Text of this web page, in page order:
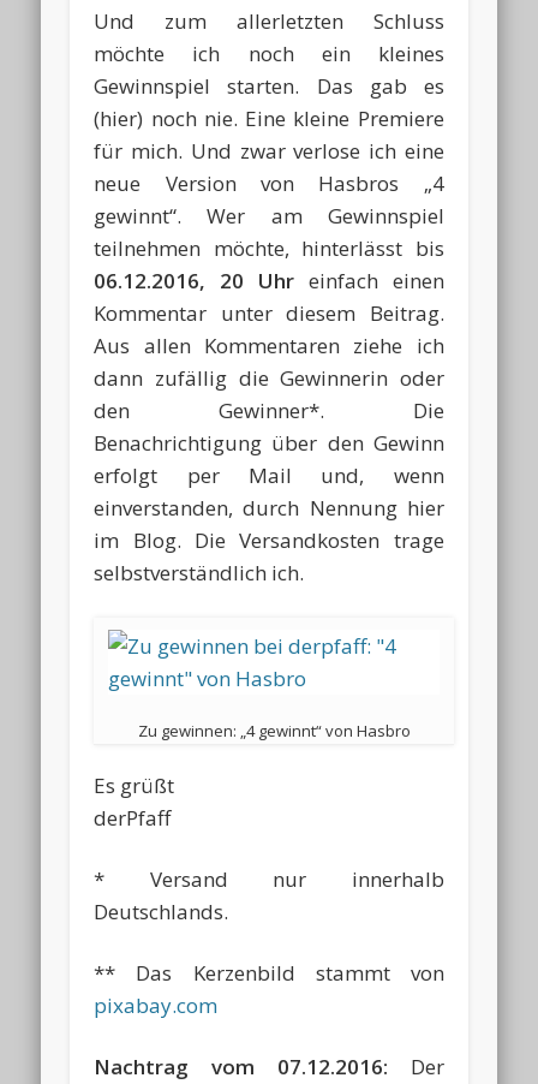
Und zum allerletzten Schluss
möchte ich noch ein kleines
Gewinnspiel starten. Das gab es
(hier) noch nie. Eine kleine Premiere
für mich. Und zwar verlose ich eine
neue Version von Hasbros „4
gewinnt“. Wer am Gewinnspiel
teilnehmen möchte, hinterlässt bis
06.12.2016, 20 Uhr einfach einen
Kommentar unter diesem Beitrag.
Aus allen Kommentaren ziehe ich
dann zufällig die Gewinnerin oder
den Gewinner*. Die
Benachrichtigung über den Gewinn
erfolgt per Mail und, wenn
einverstanden, durch Nennung hier
im Blog. Die Versandkosten trage
selbstverständlich ich.
Zu gewinnen: „4 gewinnt“ von Hasbro
Es grüßt
derPfaff
* Versand nur innerhalb
Deutschlands.
** Das Kerzenbild stammt von
pixabay.com
Nachtrag vom 07.12.2016: Der